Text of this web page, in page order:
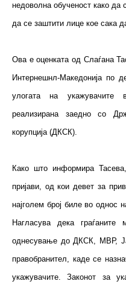
недоволна обученост како
да се заштити лице кое сака
Ова е оценката од Слаѓана
Интернешнл-Македонија по
улогата на укажувачите
реализирана заедно со
корупција (ДКСК).
Како што информира
пријави, од кои девет за
најголем број биле во однос
Нагласува дека граѓаните
однесување до ДКСК, МВР,
правобранител, каде се
укажувачите. Законот за